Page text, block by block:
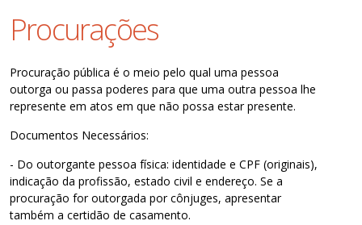
Procurações
Procuração pública é o meio pelo qual uma pessoa
outorga ou passa poderes para que uma outra pessoa lhe
represente em atos em que não possa estar presente.
Documentos Necessários:
- Do outorgante pessoa física: identidade e CPF (originais),
indicação da profissão, estado civil e endereço. Se a
procuração for outorgada por cônjuges, apresentar
também a certidão de casamento.